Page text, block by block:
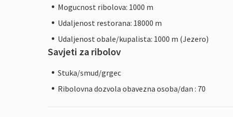
Mogucnost ribolova: 1000 m
Udaljenost restorana: 18000 m
Udaljenost obale/kupalista: 1000 m (Jezero)
Savjeti za ribolov
Stuka/smud/grgec
Ribolovna dozvola obavezna osoba/dan : 70